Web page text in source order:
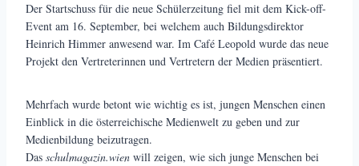
Der Startschuss für die neue Schülerzeitung fiel mit dem Kick-off-
Event am 16. September, bei welchem auch Bildungsdirektor
Heinrich Himmer anwesend war. Im Café Leopold wurde das neue
Projekt den Vertreterinnen und Vertretern der Medien präsentiert.
Mehrfach wurde betont wie wichtig es ist, jungen Menschen einen
Einblick in die österreichische Medienwelt zu geben und zur
Medienbildung beizutragen.
Das schulmagazin.wien will zeigen, wie sich junge Menschen bei